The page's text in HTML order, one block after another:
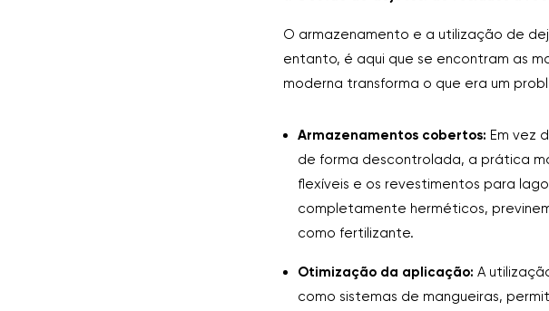
O armazenamento e a utilização de
entanto, é aqui que se encontram as
moderna transforma o que era um
Armazenamentos cobertos: Em vez
de forma descontrolada, a prática
flexíveis e os revestimentos para
completamente herméticos,
como fertilizante.
Otimização da aplicação: A
como sistemas de mangueiras,